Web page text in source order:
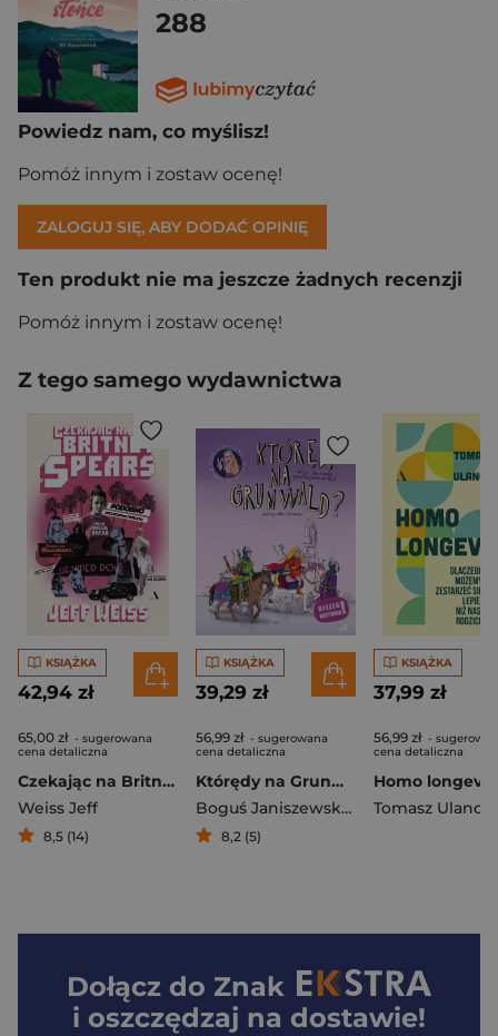
288
Powiedz nam, co myślisz!
Pomóż innym i zostaw ocenę!
ZALOGUJ SIĘ, ABY DODAĆ OPINIĘ
Ten produkt nie ma jeszcze żadnych recenzji
Pomóż innym i zostaw ocenę!
Z tego samego wydawnictwa
KSIĄŻKA
42,94 zł
65,00 zł - sugerowana
cena detaliczna
Czekając na Britney Spears. PODOBNO prawdziwa historia!!!
Weiss Jeff
8,5 (14)
KSIĄŻKA
39,29 zł
56,99 zł - sugerowana
cena detaliczna
Którędy na Grunwald?
Boguś Janiszewski
, Agnieszka
8,2 (5)
KSIĄŻKA
37,99 zł
56,99 zł -
cena detaliczna
Tomasz
Dołącz do Znak
i oszczędzaj na dostawie!